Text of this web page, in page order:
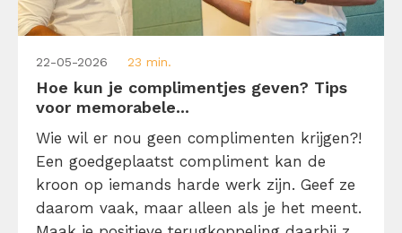
22-05-2026 23 min.
Hoe kun je complimentjes geven? Tips
voor memorabele...
Wie wil er nou geen complimenten krijgen?!
Een goedgeplaatst compliment kan de
kroon op iemands harde werk zijn. Geef ze
daarom vaak, maar alleen als je het meent.